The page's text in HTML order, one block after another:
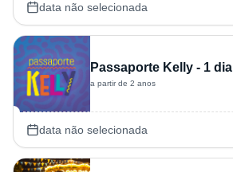
data não selecionada
Passaporte Kelly - 1 dia
a partir de 2 anos
data não selecionada